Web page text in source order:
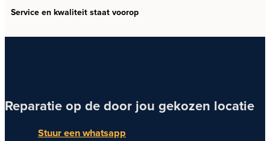
Service en kwaliteit staat voorop
Reparatie op de door jou gekozen locatie
Stuur een whatsapp